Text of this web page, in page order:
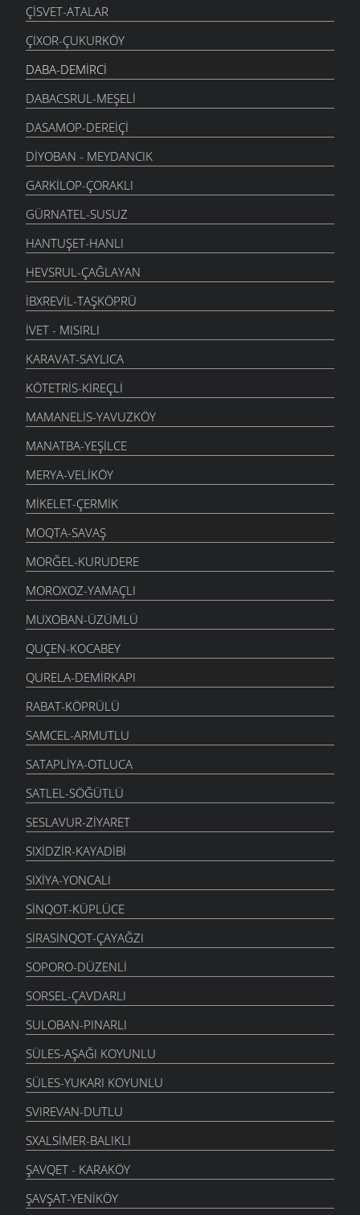
ÇISVET-ATALAR
ÇIXOR-ÇUKURKÖY
DABA-DEMIRCI
DABACSRUL-MEŞELI
DASAMOP-DEREIÇI
DIYOBAN - MEYDANCIK
GARKILOP-ÇORAKLI
GÜRNATEL-SUSUZ
HANTUŞET-HANLI
HEVSRUL-ÇAĞLAYAN
İBXREVIL-TAŞKÖPRÜ
İVET - MISIRLI
KARAVAT-SAYLICA
KÖTETRIS-KIREÇLI
MAMANELIS-YAVUZKÖY
MANATBA-YEŞILCE
MERYA-VELIKÖY
MIKELET-ÇERMIK
MOQTA-SAVAŞ
MORĞEL-KURUDERE
MOROXOZ-YAMAÇLI
MUXOBAN-ÜZÜMLÜ
QUÇEN-KOCABEY
QURELA-DEMIRKAPI
RABAT-KÖPRÜLÜ
SAMCEL-ARMUTLU
SATAPLIYA-OTLUCA
SATLEL-SÖĞÜTLÜ
SESLAVUR-ZIYARET
SIXIDZIR-KAYADIBI
SIXIYA-YONCALI
SINQOT-KÜPLÜCE
SIRASINQOT-ÇAYAĞZI
SOPORO-DÜZENLI
SORSEL-ÇAVDARLI
SULOBAN-PINARLI
SÜLES-AŞAĞI KOYUNLU
SÜLES-YUKARI KOYUNLU
SVIREVAN-DUTLU
SXALSIMER-BALIKLI
ŞAVQET - KARAKÖY
ŞAVŞAT-YENIKÖY